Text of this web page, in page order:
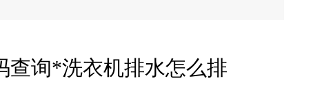
查询*洗衣机排水怎么排